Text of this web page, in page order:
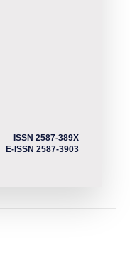
ISSN 2587-389X
E-ISSN 2587-3903